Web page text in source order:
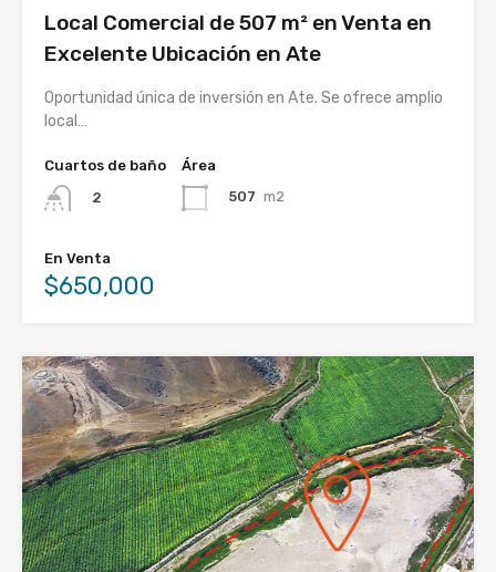
Local Comercial de 507 m² en Venta en
Excelente Ubicación en Ate
Oportunidad única de inversión en Ate. Se ofrece amplio
local…
Cuartos de baño
2
Área
507 m2
En Venta
$650,000